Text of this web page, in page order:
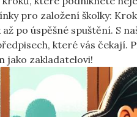
pro založení školky:
po úspěšné spuštění. S
které vás čekají.
jako zakladatelovi!